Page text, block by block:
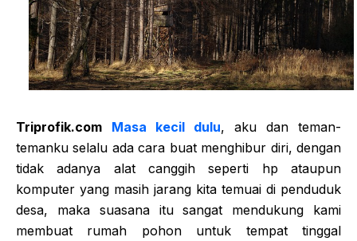
Triprofik.com Masa kecil dulu, aku dan teman-
temanku selalu ada cara buat menghibur diri, dengan
tidak adanya alat canggih seperti hp ataupun
komputer yang masih jarang kita temuai di penduduk
desa, maka suasana itu sangat mendukung kami
membuat rumah pohon untuk tempat tinggal